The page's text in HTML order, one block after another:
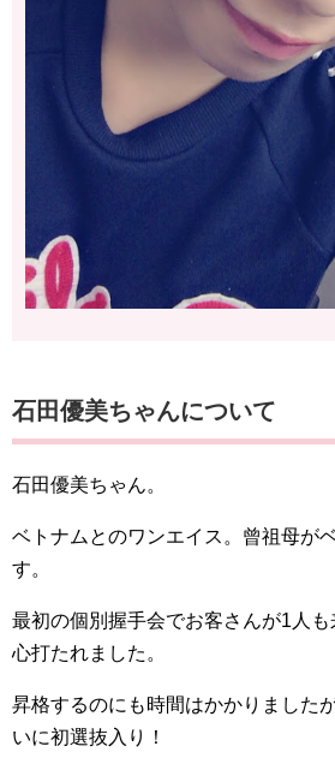
石田優美ちゃんについて
石田優美ちゃん。
ベトナムとのワンエイス。曾祖母が
す。
最初の個別握手会でお客さんが1人
心打たれました。
昇格するのにも時間はかかりました
いに初選抜入り！